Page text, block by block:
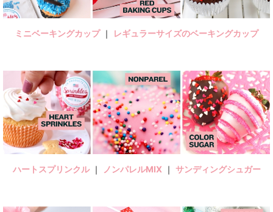
ミニベーキングカップ｜ レギュラーサイズのベーキングカップ
ハートスプリンクル｜ ノンパレルMIX ｜ サンディングシュガー